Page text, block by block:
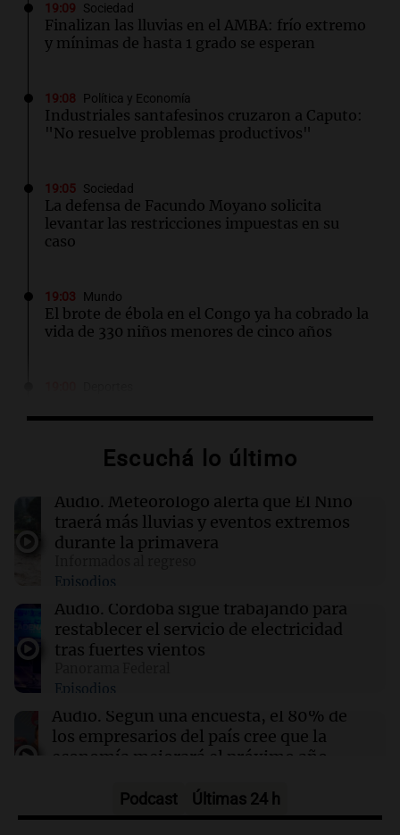
19:09 Sociedad
Finalizan las lluvias en el AMBA: frío extremo
y mínimas de hasta 1 grado se esperan
19:08 Política y Economía
Industriales santafesinos cruzaron a Caputo:
"No resuelve problemas productivos"
19:05 Sociedad
La defensa de Facundo Moyano solicita
levantar las restricciones impuestas en su
caso
19:03 Mundo
El brote de ébola en el Congo ya ha cobrado la
vida de 330 niños menores de cinco años
Vasco Da Gama por 10 millones de dólares
PSG refuerza su delantera con el fichaje de
Maghnes Akliouche del Monaco por 50
millones de euros
18:57 Amamos Argentina
El 80% de los empresarios del país esperan
una mejora económica en 2027, aunque con
cautela
18:54 Mundo
Trump promulga medidas migratorias para
restringir ciudadanía por nacimiento y
turismo de parto
Escuchá lo último
Audio. Meteorólogo alerta que El Niño
traerá más lluvias y eventos extremos
durante la primavera
Episodios
Audio. Córdoba sigue trabajando para
restablecer el servicio de electricidad
tras fuertes vientos
Episodios
Audio. Según una encuesta, el 80% de
los empresarios del país cree que la
economía mejorará el próximo año
Audio.Carolina Losada: "Faltó que el
Podcast Últimas 24 h